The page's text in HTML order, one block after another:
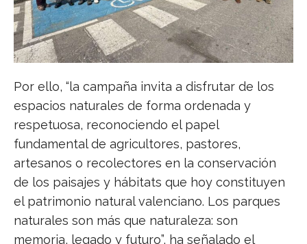
Por ello, “la campaña invita a disfrutar de los
espacios naturales de forma ordenada y
respetuosa, reconociendo el papel
fundamental de agricultores, pastores,
artesanos o recolectores en la conservación
de los paisajes y hábitats que hoy constituyen
el patrimonio natural valenciano. Los parques
naturales son más que naturaleza: son
memoria, legado y futuro”, ha señalado el